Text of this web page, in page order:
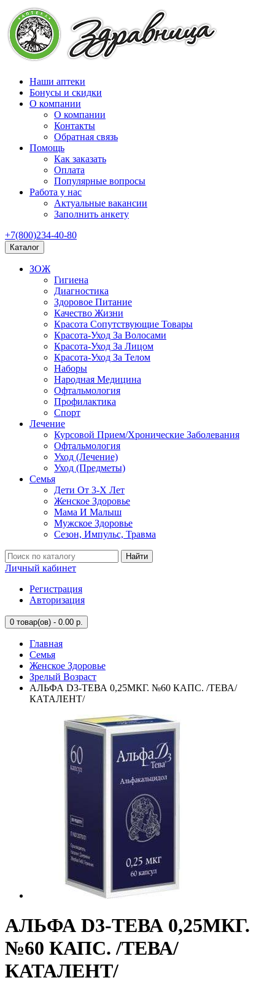
Наши аптеки
Бонусы и скидки
О компании
О компании
Контакты
Обратная связь
Помощь
Как заказать
Оплата
Популярные вопросы
Работа у нас
Актуальные вакансии
Заполнить анкету
+7(800)234-40-80
Каталог
ЗОЖ
Гигиена
Диагностика
Здоровое Питание
Качество Жизни
Красота Сопутствующие Товары
Красота-Уход За Волосами
Красота-Уход За Лицом
Красота-Уход За Телом
Наборы
Народная Медицина
Офтальмология
Профилактика
Спорт
Лечение
Курсовой Прием/Хронические Заболевания
Офтальмология
Уход (Лечение)
Уход (Предметы)
Семья
Дети От 3-Х Лет
Женское Здоровье
Мама И Малыш
Мужское Здоровье
Сезон, Импульс, Травма
Найти
Личный кабинет
Регистрация
Авторизация
0 товар(ов) - 0.00 р.
Главная
Семья
Женское Здоровье
Зрелый Возраст
АЛЬФА D3-ТЕВА 0,25МКГ. №60 КАПС. /ТЕВА/
КАТАЛЕНТ/
АЛЬФА D3-ТЕВА 0,25МКГ.
№60 КАПС. /ТЕВА/
КАТАЛЕНТ/